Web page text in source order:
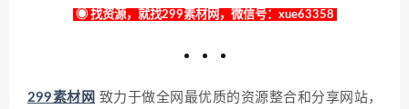
◉ 找资源，就找299素材网，微信号：xue63358
299素材网 致力于做全网最优质的资源整合和分享网站，